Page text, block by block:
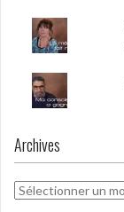
Archives
Archives